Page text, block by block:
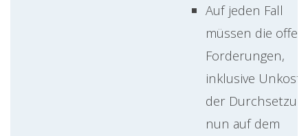
Auf jeden Fall
müssen die
Forderungen,
inklusive
der
nun auf dem